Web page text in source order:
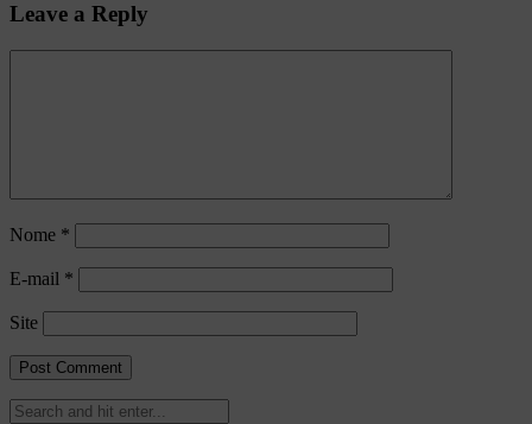
Leave a Reply
Nome *
E-mail *
Site